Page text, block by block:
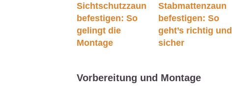
Sichtschutzzaun
befestigen: So
gelingt die
Montage
Stabmattenzaun
befestigen: So
geht’s richtig und
sicher
Vorbereitung und Montage